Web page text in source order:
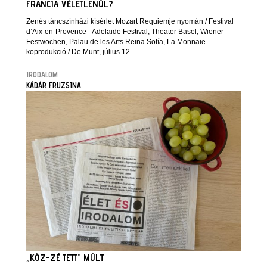
FRANCIA VÉLETLENÜL?
Zenés táncszínházi kísérlet Mozart Requiemje nyomán / Festival
d’Aix-en-Provence - Adelaide Festival, Theater Basel, Wiener
Festwochen, Palau de les Arts Reina Sofía, La Monnaie
koprodukció / De Munt, július 12.
IRODALOM
KÁDÁR FRUZSINA
„KÖZ-ZÉ TETT” MÚLT